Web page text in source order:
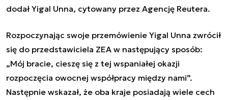
dodał Yigal Unna, cytowany przez Agencję Reutera.
Rozpoczynając swoje przemówienie Yigal Unna zwrócił
się do przedstawiciela ZEA w następujący sposób:
„Mój bracie, cieszę się z tej wspaniałej okazji
rozpoczęcia owocnej współpracy między nami”.
Następnie wskazał, że oba kraje posiadają wiele cech